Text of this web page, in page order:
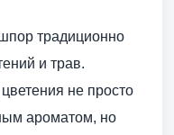
традиционно
и трав.
не просто
ароматом, но